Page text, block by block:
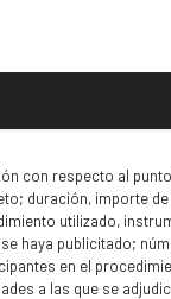
con respecto al punto
duración, importe
utilizado,
haya publicitado;
en el
a las que se